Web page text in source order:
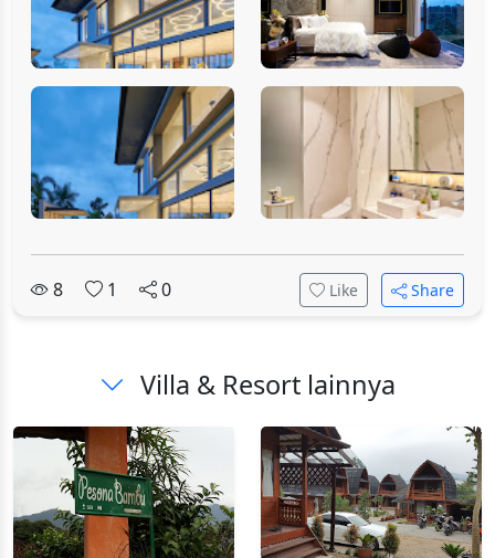
8 1 0 Like Share
Villa & Resort lainnya